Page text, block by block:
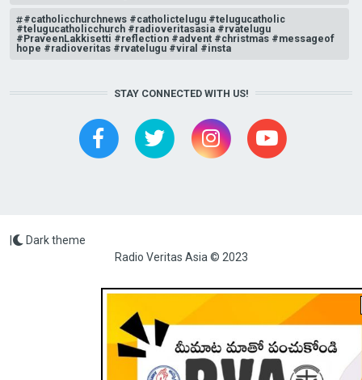
#catholicchurchnews #catholictelugu #telugucatholic
#telugucatholicchurch #radioveritasasia #rvatelugu
#PraveenLakkisetti #reflection #advent #christmas #messageof
hope #radioveritas #rvatelugu #viral #insta
STAY CONNECTED WITH US!
Radio Veritas Asia © 2023
Dark theme